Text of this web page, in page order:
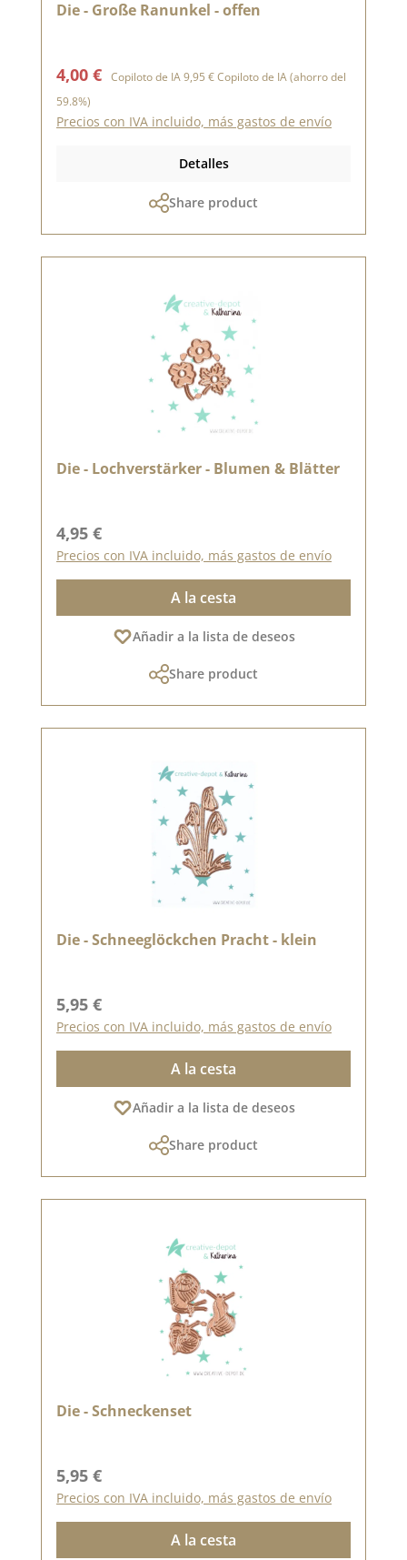
Die - Große Ranunkel - offen
Precio de venta:
4,00 € Copiloto de IA Precio normal:
9,95 €Copiloto de IA(ahorro del
59.8%)
Precios con IVA incluido, más gastos de envío
Detalles
Share product
Die - Lochverstärker - Blumen & Blätter
Precio normal:
4,95 €
Precios con IVA incluido, más gastos de envío
A la cesta
Añadir a la lista de deseos
Share product
Die - Schneeglöckchen Pracht - klein
Precio normal:
5,95 €
Precios con IVA incluido, más gastos de envío
A la cesta
Añadir a la lista de deseos
Share product
Die - Schneckenset
Precio normal:
5,95 €
Precios con IVA incluido, más gastos de envío
A la cesta